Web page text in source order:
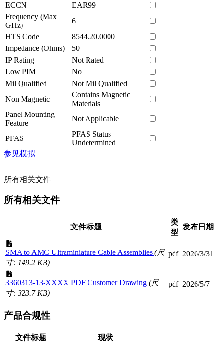
ECCN
EAR99
Frequency (Max
GHz)
6
HTS Code
8544.20.0000
Impedance (Ohms)
50
IP Rating
Not Rated
Low PIM
No
Mil Qualified
Not Mil Qualified
Non Magnetic
Contains Magnetic
Materials
Panel Mounting
Feature
Not Applicable
PFAS
PFAS Status
Undetermined
参见模拟
所有相关文件
所有相关文件
文件标题
类
型
发布日期
SMA to AMC Ultraminiature Cable Assemblies (尺
寸: 149.2 KB)
pdf 2026/3/31
3360313-13-XXXX PDF Customer Drawing (尺
寸: 323.7 KB)
pdf 2026/5/7
产品合规性
文件标题 现状